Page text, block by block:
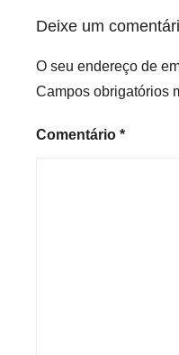
Deixe um
O seu endereço de
Campos obrigatórios
Comentário *